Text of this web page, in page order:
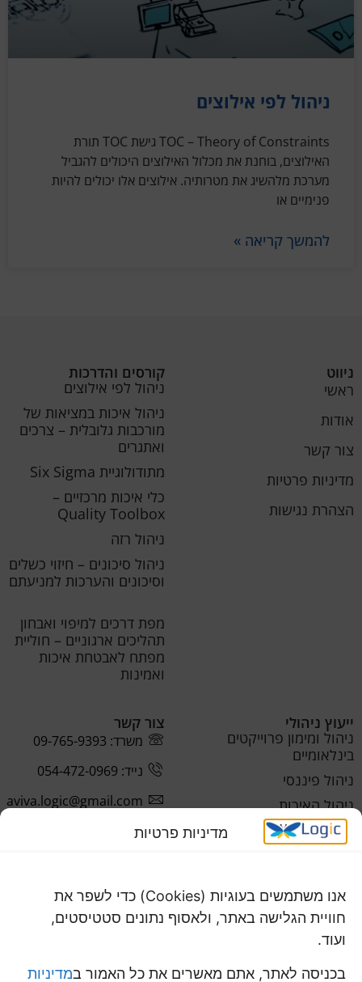
מדיניות פרטיות
אנו משתמשים בעוגיות (Cookies) כדי לשפר את
חוויית הגלישה באתר, ולאסוף נתונים סטטיסטים,
ועוד.
בכניסה לאתר, אתם מאשרים את כל האמור במדיניות
ניהול לפי אילוצים
TOC – Theory of Constraints גישת TOC תורת
האילוצים, בוחנת את מכלול האילוצים היכולים להגביל
מערכת מלהשיג את מטרותיה. אילוצים אלו יכולים להיות
פנימיים או
להמשך קריאה »
ניווט
ראשי
אודות
צור קשר
מדיניות פרטיות
הצהרת נגישות
קורסים והדרכות
ניהול לפי אילוצים
ניהול איכות במציאות של
מורכבות גלובלית – צרכים
ואתגרים
מתודולוגיית Six Sigma
כלי איכות מרכזיים –
Quality Toolbox
ניהול רזה
ניהול סיכונים – חיזוי כשלים
וסיכונים והערכות למניעתם
מפת דרכים למיפוי ואבחון
תהליכים ארגוניים – חוליית
מפתח לאבטחת איכות
ואמינות
ייעוץ ניהולי
ניהול ומימון פרוייקטים
בינלאומיים
ניהול פיננסי
ניהול האיכות
ניהול התפעול
צור קשר
משרד: 09-765-9393
נייד: 054-472-0969
aviva.logic@gmail.com